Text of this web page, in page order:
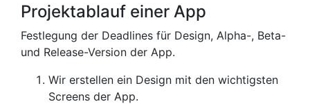
Projektablauf einer App
Festlegung der Deadlines für Design, Alpha-, Beta-
und Release-Version der App.
Wir erstellen ein Design mit den wichtigsten
Screens der App.